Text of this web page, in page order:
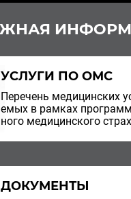
УСЛУГИ ПО ОМС
Пе­ре­чень ме­ди­цин­ских
е­мых в рам­ках
но­го ме­ди­цин­ско­го
ДОКУМЕНТЫ